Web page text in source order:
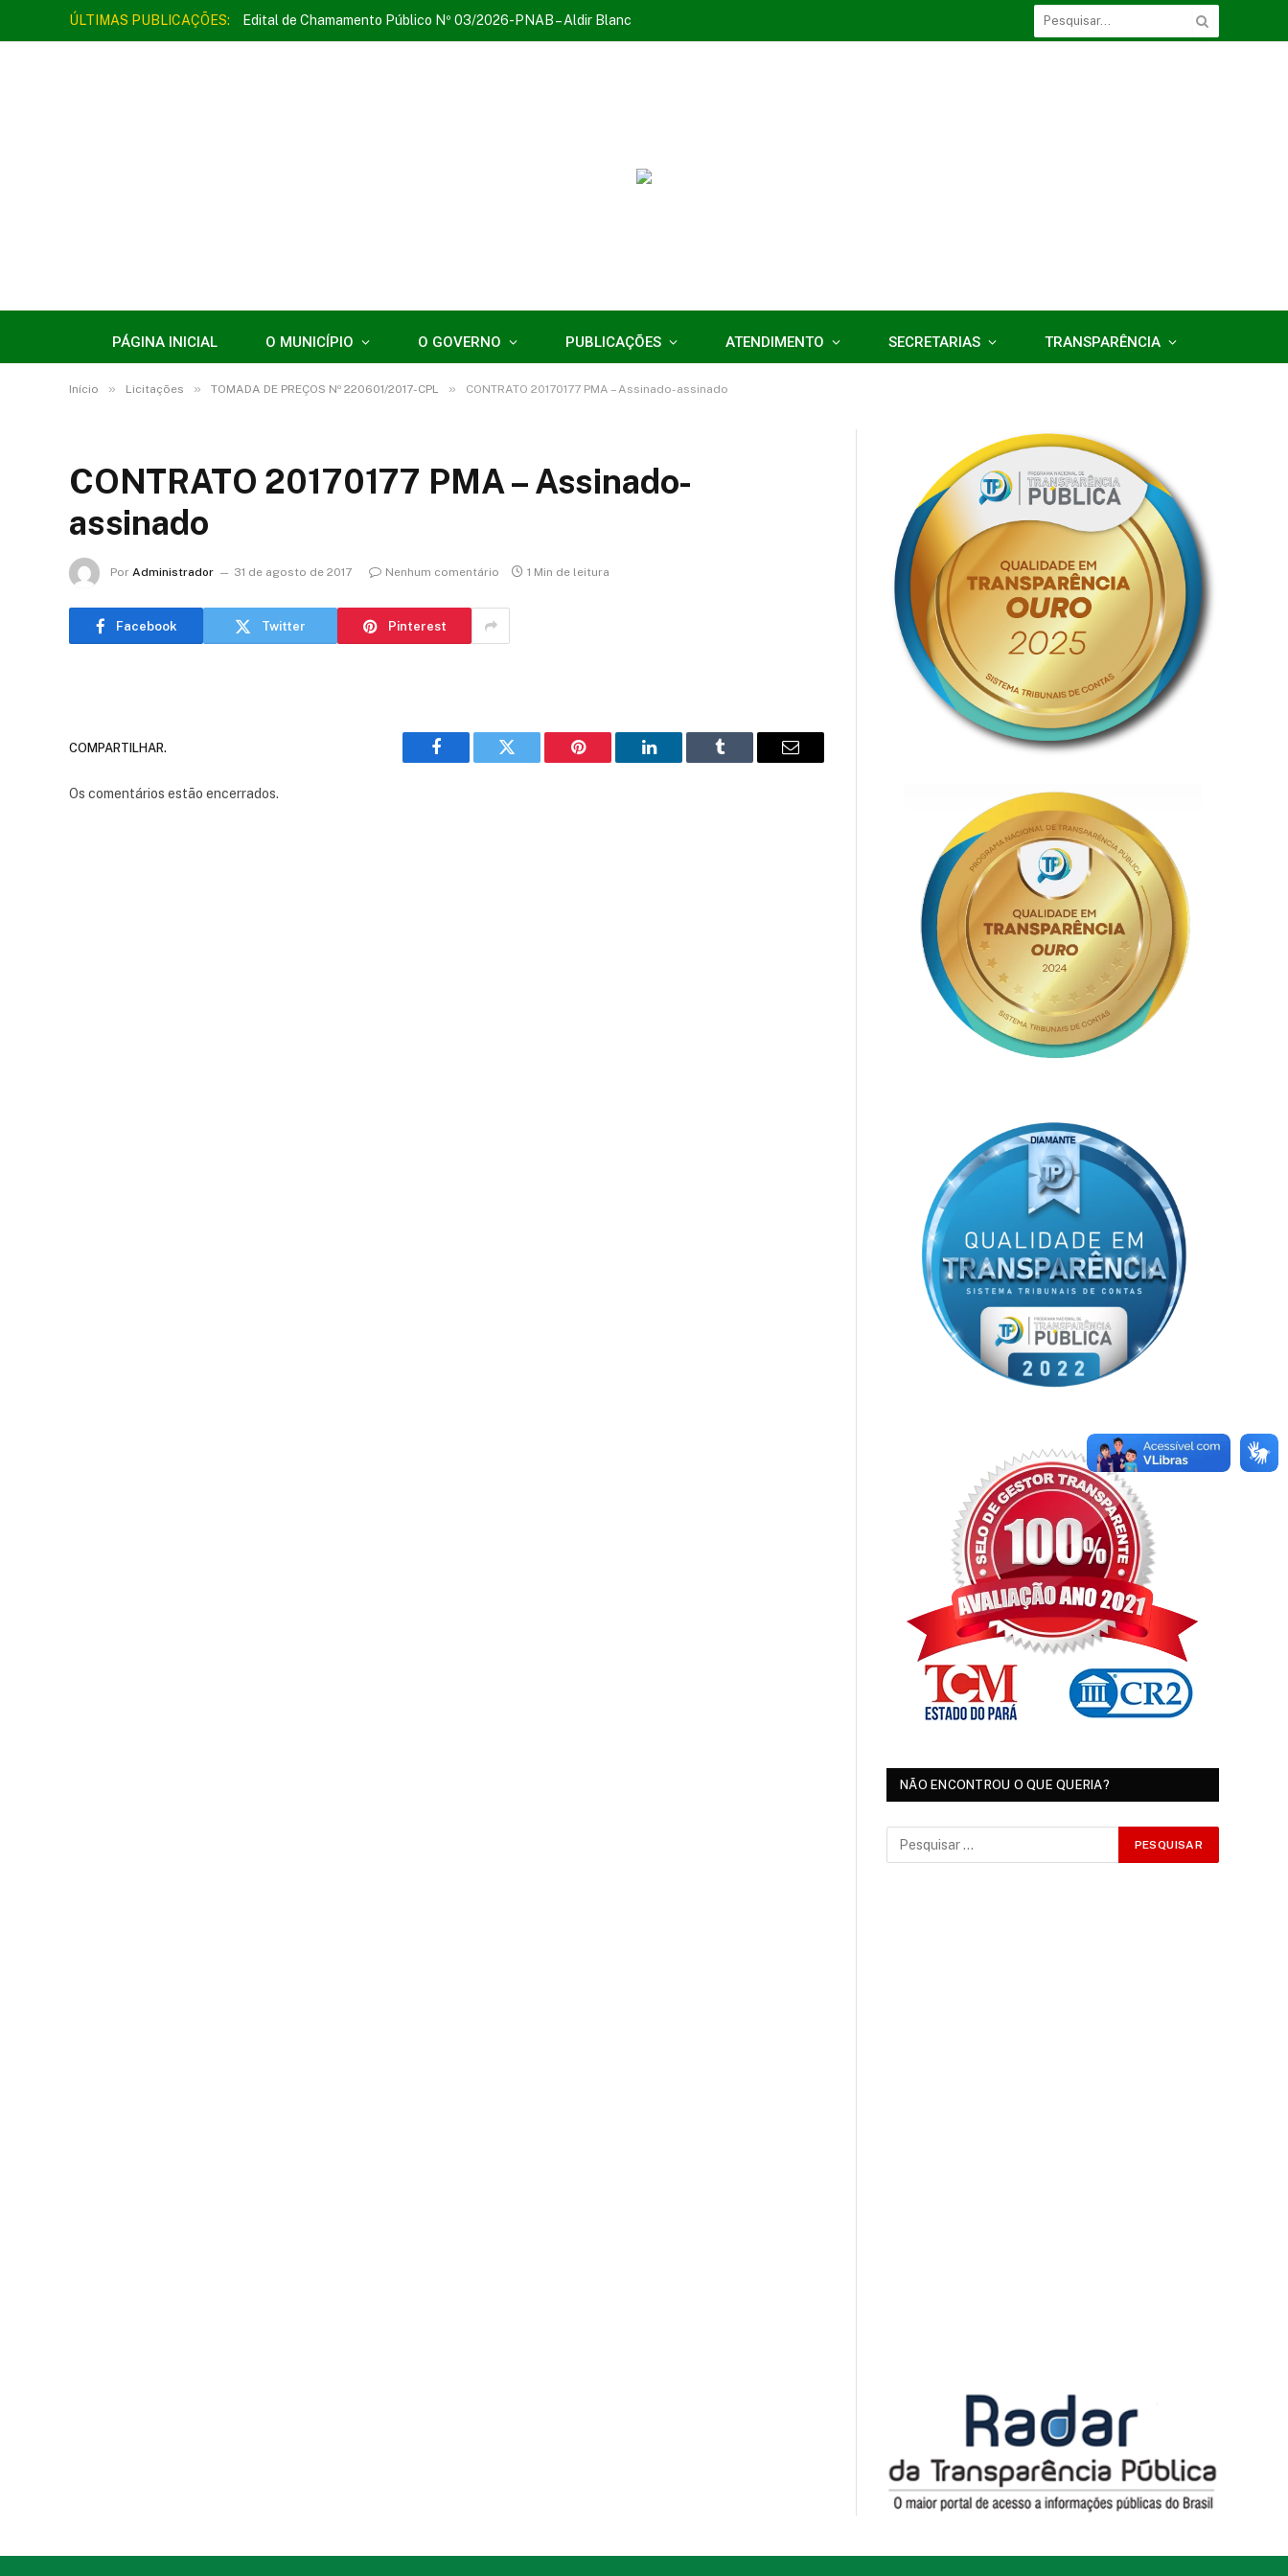
ÚLTIMAS PUBLICAÇÕES: Edital de Chamamento Público Nº 03/2026-PNAB – Aldir Blanc
PÁGINA INICIAL O MUNICÍPIO O GOVERNO PUBLICAÇÕES ATENDIMENTO SECRETARIAS TRANSPARÊNCIA
Início » Licitações » TOMADA DE PREÇOS Nº 220601/2017-CPL » CONTRATO 20170177 PMA – Assinado-assinado
CONTRATO 20170177 PMA – Assinado-
assinado
Por Administrador 31 de agosto de 2017 Nenhum comentário 1 Min de leitura
Facebook Twitter Pinterest
COMPARTILHAR.
Facebook Twitter Pinterest LinkedIn Tumblr
E-
Os comentários estão encerrados.
NÃO ENCONTROU O QUE QUERIA?